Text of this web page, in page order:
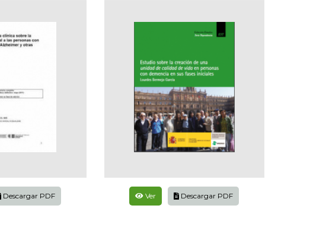
Descargar PDF Ver Descargar PDF